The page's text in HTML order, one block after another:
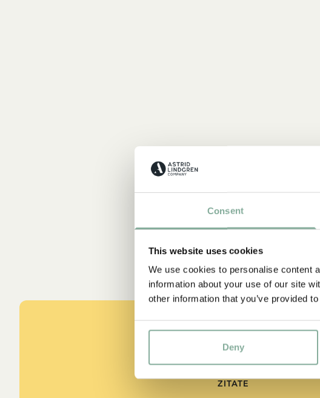
Consent
This website uses cookies
We use cookies to personalise content
information about your use of our site
other information that you’ve provided
Deny
ZITATE